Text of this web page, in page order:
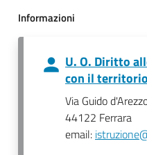
Informazioni
U. O. Diritto
con il territorio
Via Guido
44122 Ferrara
email: